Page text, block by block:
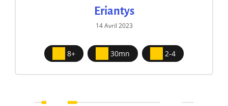
Eriantys
14 Avril 2023
8+ 30mn 2-4